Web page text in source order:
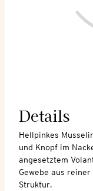
Details
Hellpinkes
und Knopf im
angesetztem
Gewebe aus
Struktur.